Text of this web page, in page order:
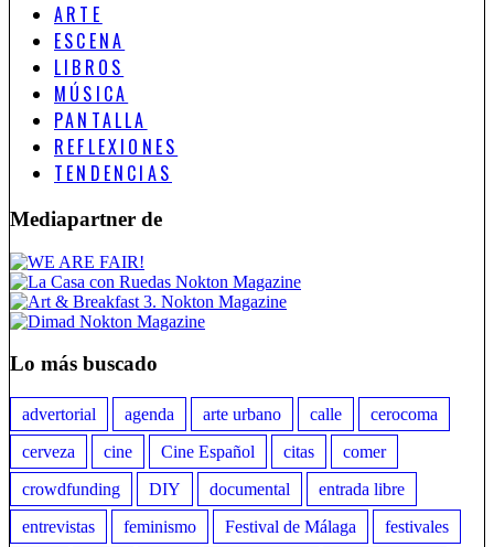
ARTE
ESCENA
LIBROS
MÚSICA
PANTALLA
REFLEXIONES
TENDENCIAS
Mediapartner de
Lo más buscado
advertorial agenda arte urbano calle
cerocoma
cerveza
cine Cine Español citas
comer
crowdfunding
DIY documental
entrada libre
entrevistas
feminismo Festival de Málaga
festivales